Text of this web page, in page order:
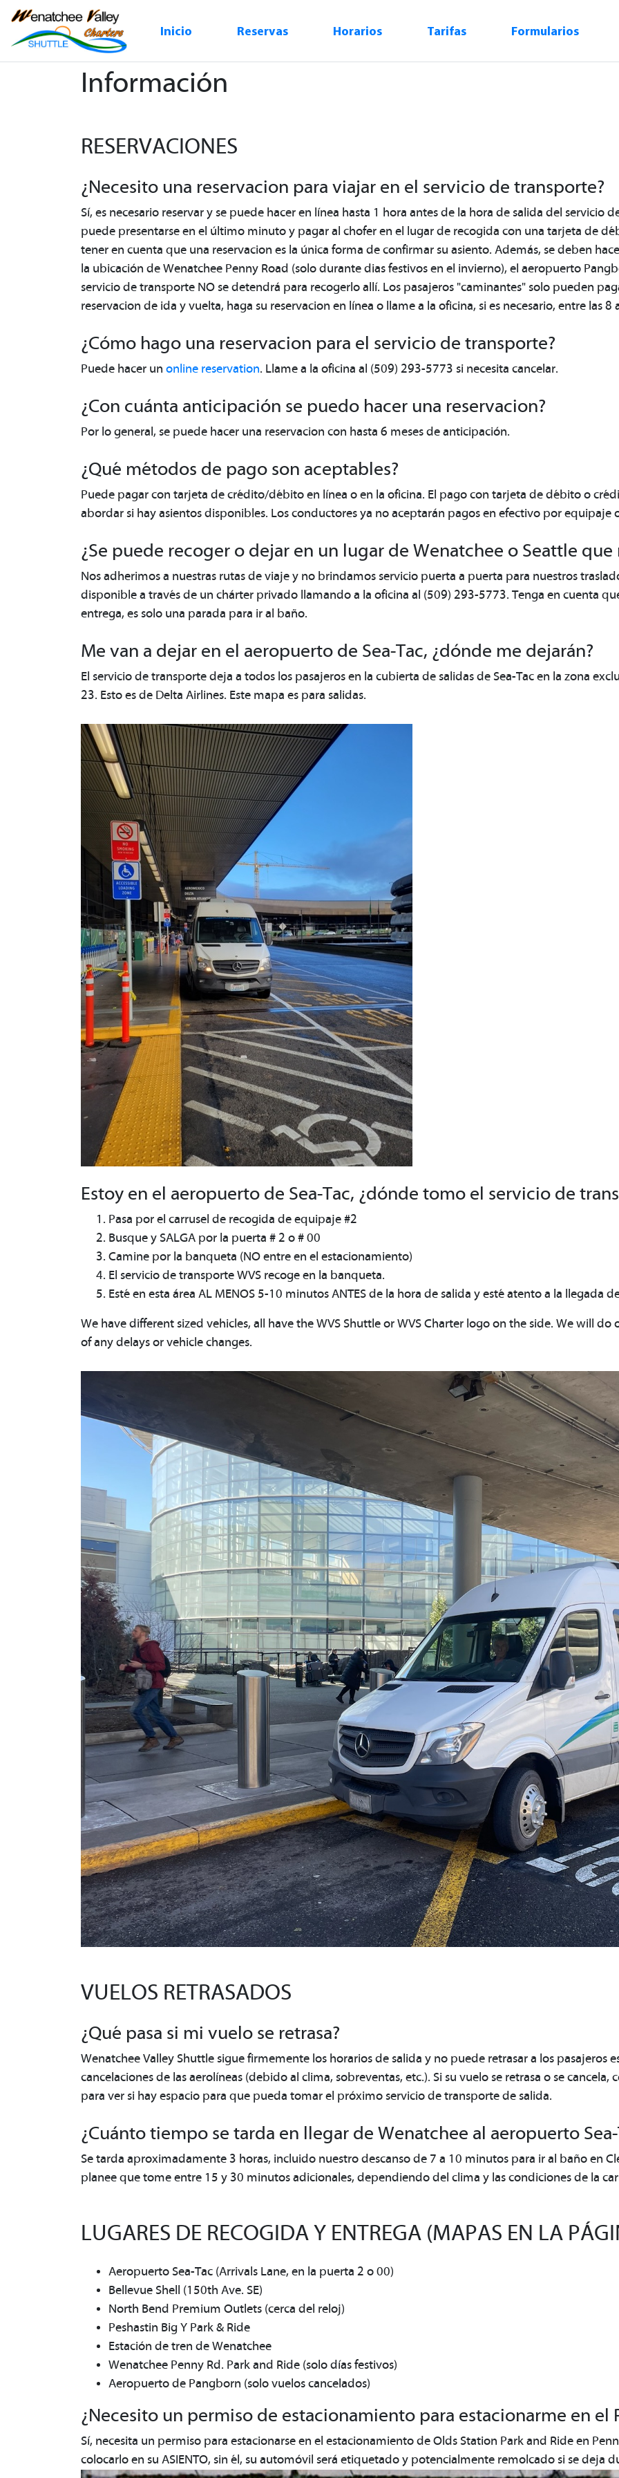
Inicio Reservas Horarios Tarifas Formularios
Información
RESERVACIONES
¿Necesito una reservacion para viajar en el servicio de transporte?
Sí, es necesario reservar y se puede hacer en línea hasta 1 hora antes de la hora de salida del servicio
puede presentarse en el último minuto y pagar al chofer en el lugar de recogida con una tarjeta de
tener en cuenta que una reservacion es la única forma de confirmar su asiento. Además, se deben
la ubicación de Wenatchee Penny Road (solo durante dias festivos en el invierno), el aeropuerto
servicio de transporte NO se detendrá para recogerlo allí. Los pasajeros "caminantes" solo pueden
reservacion de ida y vuelta, haga su reservacion en línea o llame a la oficina, si es necesario, entre las 8
¿Cómo hago una reservacion para el servicio de transporte?
Puede hacer un online reservation. Llame a la oficina al (509) 293-5773 si necesita cancelar.
¿Con cuánta anticipación se puedo hacer una reservacion?
Por lo general, se puede hacer una reservacion con hasta 6 meses de anticipación.
¿Qué métodos de pago son aceptables?
Puede pagar con tarjeta de crédito/débito en línea o en la oficina. El pago con tarjeta de débito o
abordar si hay asientos disponibles. Los conductores ya no aceptarán pagos en efectivo por equipaje
¿Se puede recoger o dejar en un lugar de Wenatchee o Seattle
Nos adherimos a nuestras rutas de viaje y no brindamos servicio puerta a puerta para nuestros
disponible a través de un chárter privado llamando a la oficina al (509) 293-5773. Tenga en cuenta
entrega, es solo una parada para ir al baño.
Me van a dejar en el aeropuerto de Sea-Tac, ¿dónde me dejarán?
El servicio de transporte deja a todos los pasajeros en la cubierta de salidas de Sea-Tac en la zona
23. Esto es de Delta Airlines. Este mapa es para salidas.
Estoy en el aeropuerto de Sea-Tac, ¿dónde tomo el servicio de
Pasa por el carrusel de recogida de equipaje #2
Busque y SALGA por la puerta # 2 o # 00
Camine por la banqueta (NO entre en el estacionamiento)
El servicio de transporte WVS recoge en la banqueta.
Esté en esta área AL MENOS 5-10 minutos ANTES de la hora de salida y esté atento a la llegada
We have different sized vehicles, all have the WVS Shuttle or WVS Charter logo on the side. We will
of any delays or vehicle changes.
VUELOS RETRASADOS
¿Qué pasa si mi vuelo se retrasa?
Wenatchee Valley Shuttle sigue firmemente los horarios de salida y no puede retrasar a los pasajeros
cancelaciones de las aerolíneas (debido al clima, sobreventas, etc.). Si su vuelo se retrasa o se
para ver si hay espacio para que pueda tomar el próximo servicio de transporte de salida.
¿Cuánto tiempo se tarda en llegar de Wenatchee al aeropuerto Sea-
Se tarda aproximadamente 3 horas, incluido nuestro descanso de 7 a 10 minutos para ir al baño en
planee que tome entre 15 y 30 minutos adicionales, dependiendo del clima y las condiciones de la
LUGARES DE RECOGIDA Y ENTREGA (MAPAS EN LA
Aeropuerto Sea-Tac (Arrivals Lane, en la puerta 2 o 00)
Bellevue Shell (150th Ave. SE)
North Bend Premium Outlets (cerca del reloj)
Peshastin Big Y Park & Ride
Estación de tren de Wenatchee
Wenatchee Penny Rd. Park and Ride (solo días festivos)
Aeropuerto de Pangborn (solo vuelos cancelados)
¿Necesito un permiso de estacionamiento para estacionarme en el
Sí, necesita un permiso para estacionarse en el estacionamiento de Olds Station Park and Ride en
colocarlo en su ASIENTO, sin él, su automóvil será etiquetado y potencialmente remolcado si se deja